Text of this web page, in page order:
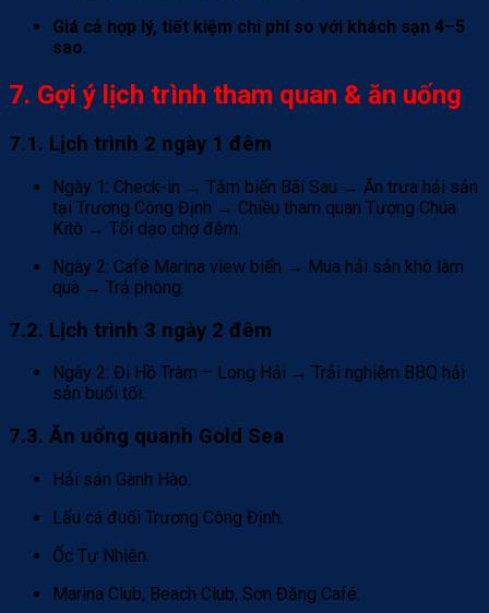
Giá cả hợp lý, tiết kiệm chi phí so với khách sạn 4–5
sao.
7. Gợi ý lịch trình tham quan & ăn uống
7.1. Lịch trình 2 ngày 1 đêm
Ngày 1: Check-in → Tắm biển Bãi Sau → Ăn trưa hải sản
tại Trương Công Định → Chiều tham quan Tượng Chúa
Kitô → Tối dạo chợ đêm.
Ngày 2: Café Marina view biển → Mua hải sản khô làm
quà → Trả phòng.
7.2. Lịch trình 3 ngày 2 đêm
Ngày 2: Đi Hồ Tràm – Long Hải → Trải nghiệm BBQ hải
sản buổi tối.
7.3. Ăn uống quanh Gold Sea
Hải sản Gành Hào.
Lẩu cá đuối Trương Công Định.
Ốc Tự Nhiên.
Marina Club, Beach Club, Sơn Đăng Café.